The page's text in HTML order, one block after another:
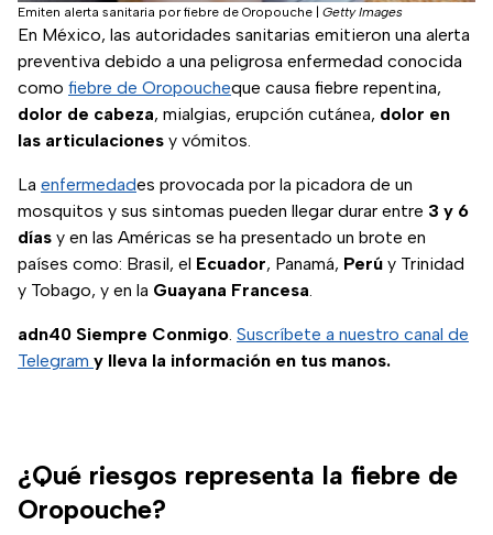
Emiten alerta sanitaria por fiebre de Oropouche Getty Images
En México, las autoridades sanitarias emitieron una alerta
preventiva debido a una peligrosa enfermedad conocida
como fiebre de Oropoucheque causa fiebre repentina,
dolor de cabeza, mialgias, erupción cutánea, dolor en
las articulaciones y vómitos.
La enfermedades provocada por la picadora de un
mosquitos y sus sintomas pueden llegar durar entre 3 y 6
días y en las Américas se ha presentado un brote en
países como: Brasil, el Ecuador, Panamá, Perú y Trinidad
y Tobago, y en la Guayana Francesa.
adn40 Siempre Conmigo. Suscríbete a nuestro canal de
Telegram y lleva la información en tus manos.
¿Qué riesgos representa la fiebre de
Oropouche?